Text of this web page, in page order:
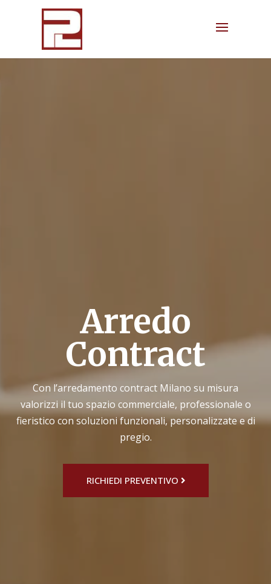
Arredo
Contract
Con l’arredamento contract Milano su misura
valorizzi il tuo spazio commerciale, professionale o
fieristico con soluzioni funzionali, personalizzate e di
pregio.
RICHIEDI PREVENTIVO